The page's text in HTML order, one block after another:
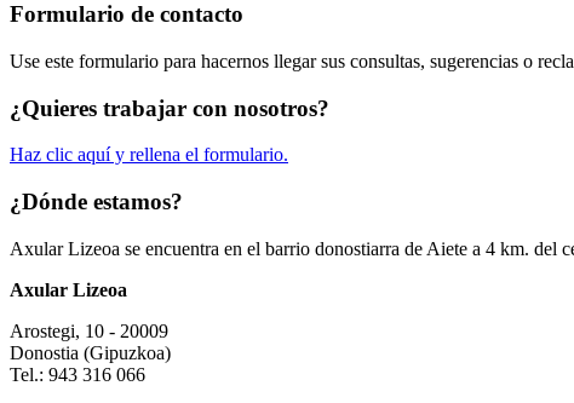
Formulario de contacto
Use este formulario para hacernos llegar sus consultas, sugerencias o
¿Quieres trabajar con nosotros?
Haz clic aquí y rellena el formulario.
¿Dónde estamos?
Axular Lizeoa se encuentra en el barrio donostiarra de Aiete a 4 km. del
Axular Lizeoa
Arostegi, 10 - 20009
Donostia (Gipuzkoa)
Tel.: 943 316 066